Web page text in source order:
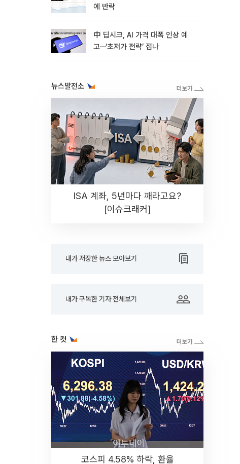
에 반락
中 딥시크, AI 가격 대폭 인상 예
고⋯‘초저가 전략’ 접나
뉴스발전소
ISA 계좌, 5년마다 깨라고요?
[이슈크래커]
내가 저장한 뉴스 모아보기
내가 구독한 기자 전체보기
한 컷
코스피 4.58% 하락, 환율